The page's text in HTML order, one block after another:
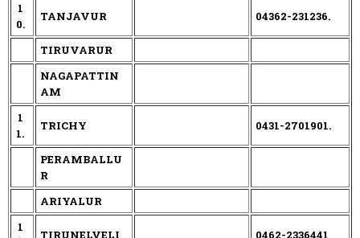
1
0.
TANJAVUR 04362-231236.
TIRUVARUR
NAGAPATTIN
AM
1
1.
TRICHY 0431-2701901.
PERAMBALLU
R
ARIYALUR
1
TIRUNELVELI 0462-2336441